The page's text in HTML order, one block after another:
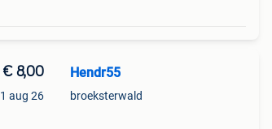
€ 8,00
1 aug 26
Hendr55
broeksterwald